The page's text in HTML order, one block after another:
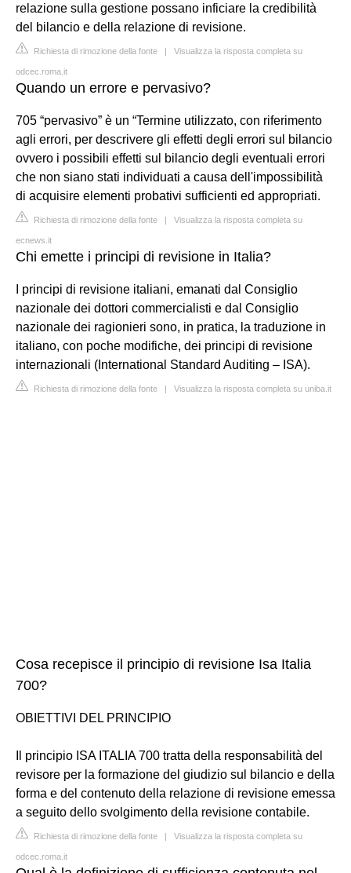
relazione sulla gestione possano inficiare la credibilità
del bilancio e della relazione di revisione.
Richiesta di rimozione della fonte | Visualizza la risposta completa su
odcec.roma.it
Quando un errore e pervasivo?
705 “pervasivo” è un “Termine utilizzato, con riferimento
agli errori, per descrivere gli effetti degli errori sul bilancio
ovvero i possibili effetti sul bilancio degli eventuali errori
che non siano stati individuati a causa dell'impossibilità
di acquisire elementi probativi sufficienti ed appropriati.
Richiesta di rimozione della fonte | Visualizza la risposta completa su
ecnews.it
Chi emette i principi di revisione in Italia?
I principi di revisione italiani, emanati dal Consiglio
nazionale dei dottori commercialisti e dal Consiglio
nazionale dei ragionieri sono, in pratica, la traduzione in
italiano, con poche modifiche, dei principi di revisione
internazionali (International Standard Auditing – ISA).
Richiesta di rimozione della fonte | Visualizza la risposta completa su uniba.it
Cosa recepisce il principio di revisione Isa Italia
700?
OBIETTIVI DEL PRINCIPIO
Il principio ISA ITALIA 700 tratta della responsabilità del
revisore per la formazione del giudizio sul bilancio e della
forma e del contenuto della relazione di revisione emessa
a seguito dello svolgimento della revisione contabile.
Richiesta di rimozione della fonte | Visualizza la risposta completa su
odcec.roma.it